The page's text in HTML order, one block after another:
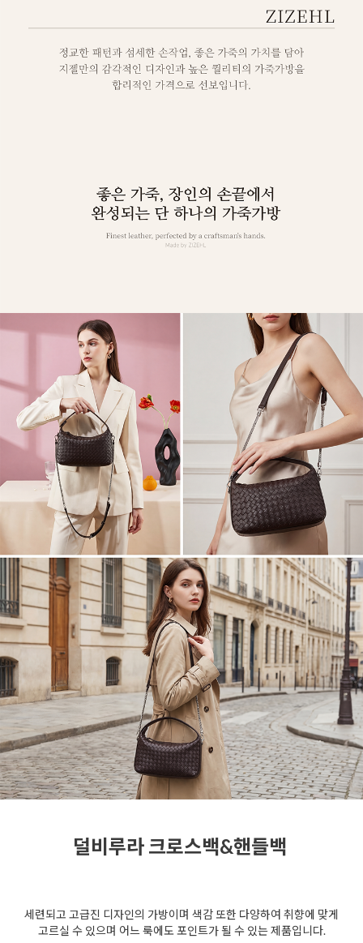
덜비루라 크로스백&핸들백
세련되고 고급진 디자인의 가방이며 색감 또한 다양하여 취향에 맞게
고르실 수 있으며 어느 룩에도포인트가 될 수 있는 제품입니다.